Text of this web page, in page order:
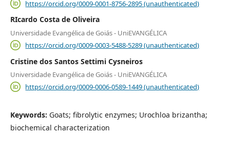
https://orcid.org/0009-0001-8756-2895 (unauthenticated)
RIcardo Costa de Oliveira
Universidade Evangélica de Goiás - UniEVANGÉLICA
https://orcid.org/0009-0003-5488-5289 (unauthenticated)
Cristine dos Santos Settimi Cysneiros
Universidade Evangélica de Goiás - UniEVANGÉLICA
https://orcid.org/0009-0006-0589-1449 (unauthenticated)
Keywords: Goats; fibrolytic enzymes; Urochloa brizantha;
biochemical characterization